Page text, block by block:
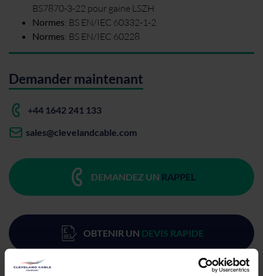
BS7870-3-22 pour gaine LSZH
Normes: BS EN/IEC 60332-1-2
Normes: BS EN/IEC 60228
Demander maintenant
+44 1642 241 133
sales@clevelandcable.com
DEMANDEZ UN RAPPEL
OBTENIR UN DEVIS RAPIDE